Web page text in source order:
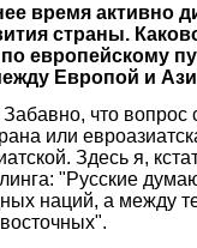
время активно
страны.
европейскому
Европой и
Забавно, что вопрос
или
Здесь я,
"Русские
наций, а между